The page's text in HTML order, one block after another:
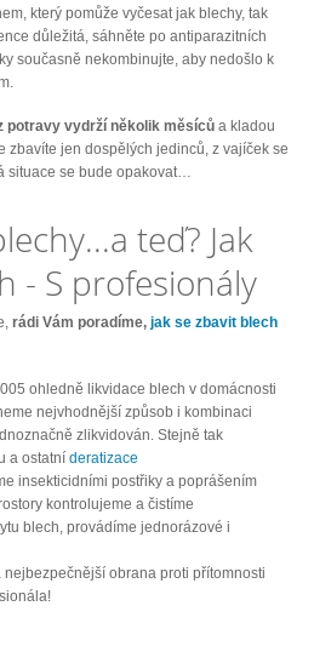
který pomůže vyčesat jak blechy, tak
důležitá, sáhněte po antiparazitních
současně nekombinujte, aby nedošlo k
potravy vydrží několik měsíců a kladou
zbavíte jen dospělých jedinců, z vajíček se
situace se bude opakovat…
teď? Jak
- S profesionály
rádi Vám poradíme, jak se zbavit blech
ohledně likvidace blech v domácnosti
nejvhodnější způsob i kombinaci
zlikvidován. Stejně tak
a ostatní deratizace
insekticidními postřiky a poprášením
kontrolujeme a čistíme
blech, provádíme jednorázové i
obrana proti přítomnosti